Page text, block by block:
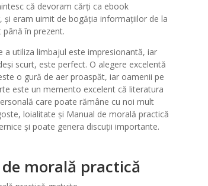
că devoram cărți ca ebook
și eram uimit de bogăția informațiilor de la
în prezent.
a utiliza limbajul este impresionantă, iar
scurt, este perfect. O alegere excelentă
o gură de aer proaspăt, iar oamenii pe
este un memento excelent că literatura
care poate rămâne cu noi mult
loialitate și Manual de morală practică
și poate genera discuții importante.
morală practică